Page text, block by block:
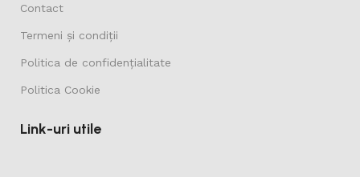
Contact
Termeni și condiții
Politica de confidențialitate
Politica Cookie
Link-uri utile